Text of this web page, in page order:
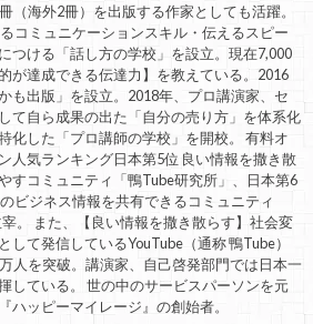
（海外2冊）を出版する作家としても活躍。
コミュニケーションスキル・伝えるスピー
つける「話し方の学校」を設立。現在7,000
が達成できる伝達力】を教えている。2016
も出版」を設立。2018年、プロ講演家、セ
て自ら成果の出た「自分の売り方」を体系化
化した「プロ講師の学校」を開校。 有料オ
人気ランキング日本第5位 良い情報を撒き散
すコミュニティ「鴨Tube研究所」、日本第6
ビジネス情報を共有できるコミュニティ
宰。 また、【良い情報を撒き散らす】社会変
して発信しているYouTube（通称 鴨Tube）
人を突破。講演家、自己啓発部門では日本一
している。 世の中のサービスパーソンを元
ハッピーマイレージ』の創始者。